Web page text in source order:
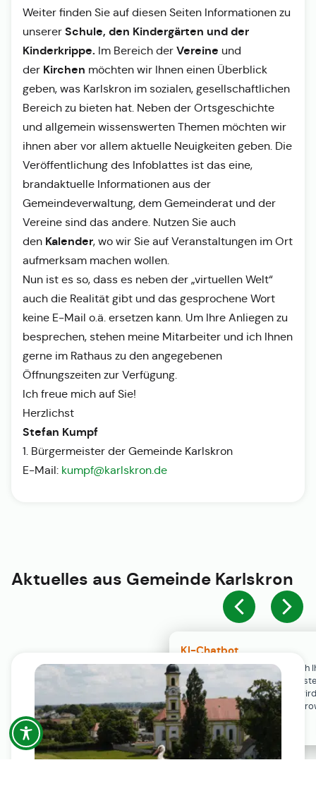
KI-Chatbot
Der KI-Chatbot steht erst nach
Einwilligung in den Cookie-
Verfügung. Der Chat-Verlauf
ausschließlich lokal in Ihrem
gespeichert.
Weiter finden Sie auf diesen Seiten Informationen zu
unserer Schule, den Kindergärten und der
Kinderkrippe. Im Bereich der Vereine und
der Kirchen möchten wir Ihnen einen Überblick
geben, was Karlskron im sozialen, gesellschaftlichen
Bereich zu bieten hat. Neben der Ortsgeschichte
und allgemein wissenswerten Themen möchten wir
ihnen aber vor allem aktuelle Neuigkeiten geben. Die
Veröffentlichung des Infoblattes ist das eine,
brandaktuelle Informationen aus der
Gemeindeverwaltung, dem Gemeinderat und der
Vereine sind das andere. Nutzen Sie auch
den Kalender, wo wir Sie auf Veranstaltungen im Ort
aufmerksam machen wollen.
Nun ist es so, dass es neben der „virtuellen Welt“
auch die Realität gibt und das gesprochene Wort
keine E-Mail o.ä. ersetzen kann. Um Ihre Anliegen zu
besprechen, stehen meine Mitarbeiter und ich Ihnen
gerne im Rathaus zu den angegebenen
Öffnungszeiten zur Verfügung.
Ich freue mich auf Sie!
Herzlichst
Stefan Kumpf
1. Bürgermeister der Gemeinde Karlskron
E-Mail: kumpf@karlskron.de
Aktuelles aus Gemeinde Karlskron